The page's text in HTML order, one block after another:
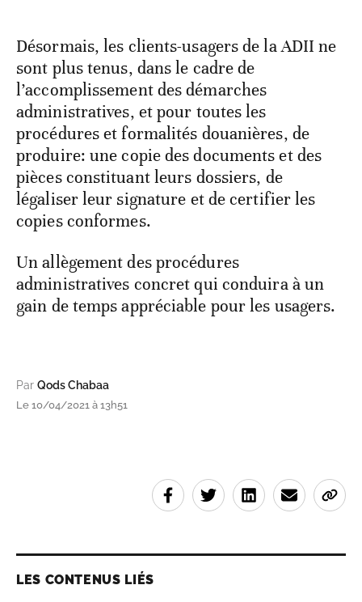
Désormais, les clients-usagers de la ADII ne
sont plus tenus, dans le cadre de
l’accomplissement des démarches
administratives, et pour toutes les
procédures et formalités douanières, de
produire: une copie des documents et des
pièces constituant leurs dossiers, de
légaliser leur signature et de certifier les
copies conformes.
Un allègement des procédures
administratives concret qui conduira à un
gain de temps appréciable pour les usagers.
Par Qods Chabaa
Le 10/04/2021 à 13h51
LES CONTENUS LIÉS